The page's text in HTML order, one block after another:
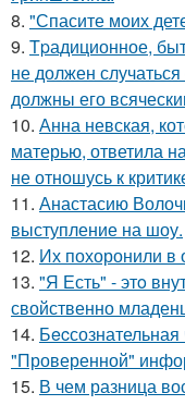
8. "Спасите моих
9. Tpадиционное,
не должен
должны его
10. Анна невская,
матерью, ответила
не отношусь к
11. Анастасию
выступление на шоу.
12. Их похоронили в
13. "Я Есть" - этo
свойственно
14.
"Проверенной"
15. В чем разница